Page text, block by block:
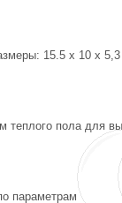
15.5 x 10 х
теплого пола для
параметрам